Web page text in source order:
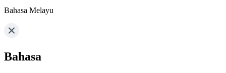
Bahasa Melayu
Bahasa